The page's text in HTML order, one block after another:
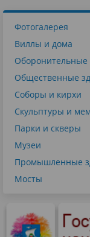
Фотогалерея
Виллы и дома
Оборонительные
Общественные
Соборы и кирхи
Скульптуры и
Парки и скверы
Музеи
Промышленные
Мосты